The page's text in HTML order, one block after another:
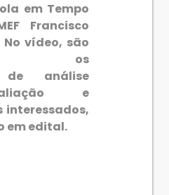
em Tempo
Francisco
No vídeo, são
os
de análise
e
interessados,
em edital.